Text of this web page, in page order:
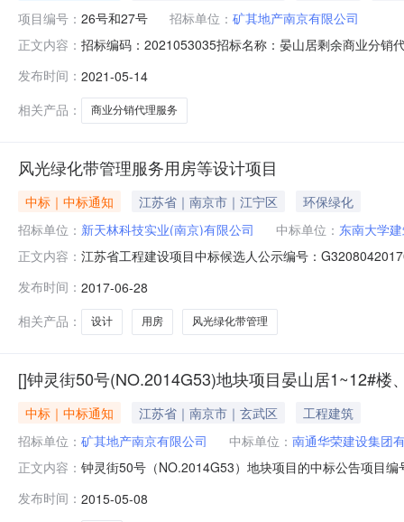
项目编号： 26号和27号 招标单位： 矿其地产南京有限公司
正文内容： 招标编码：2021053035招标名称：晏山居剩余商业分销
件五矿国际招标有限责任公司受矿其地产南京有限公司
业分销代
发布时间： 2021-05-14
相关产品：
商业分销代理服务
风光绿化带管理服务用房等设计项目
中标｜中标通知 江苏省｜南京市｜江宁区
环保绿化
招标单位： 新天林科技实业(南京)有限公司 中标单位： 东南大学
正文内容： 江苏省工程建设项目中标候选人公示编号：
名第三名中标候选人名称东南大学建筑设计研究院有限
发布时间： 2017-06-28
相关产品：
设计 用房 风光绿化带管理
[]钟灵街50号(NO.2014G53)地块项目晏山居1~12#楼
中标｜中标通知 江苏省｜南京市｜玄武区
工程建筑
招标单位： 矿其地产南京有限公司 中标单位： 南通华荣建设集团
正文内容： 钟灵街50号（NO.2014G53）地块项目的中标公告项目
标单位名称：南通华荣建设集团有限公司项目经理姓名
发布时间： 2015-05-08